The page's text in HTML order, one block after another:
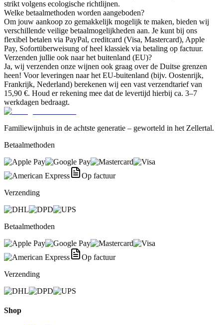
strikt volgens ecologische richtlijnen.
Welke betaalmethoden worden aangeboden?
Om jouw aankoop zo gemakkelijk mogelijk te maken, bieden wij
verschillende veilige betaalmogelijkheden aan. Je kunt bij ons
flexibel betalen via PayPal, creditcard (Visa, Mastercard), Apple
Pay, Sofortüberweisung of heel klassiek via betaling op factuur.
Verzenden jullie ook naar het buitenland (EU)?
Ja, wij verzenden onze wijnen ook graag over de Duitse grenzen
heen! Voor leveringen naar het EU-buitenland (bijv. Oostenrijk,
Frankrijk, Nederland) berekenen wij een vast verzendtarief van
15,90 €. Houd er rekening mee dat de levertijd hierbij ca. 3–7
werkdagen bedraagt.
Familiewijnhuis in de achtste generatie – geworteld in het Zellertal.
Betaalmethoden
Op factuur
Verzending
Betaalmethoden
Op factuur
Verzending
Shop